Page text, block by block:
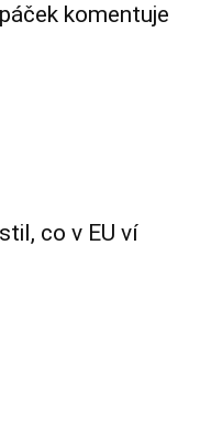
komentuje
co v EU ví